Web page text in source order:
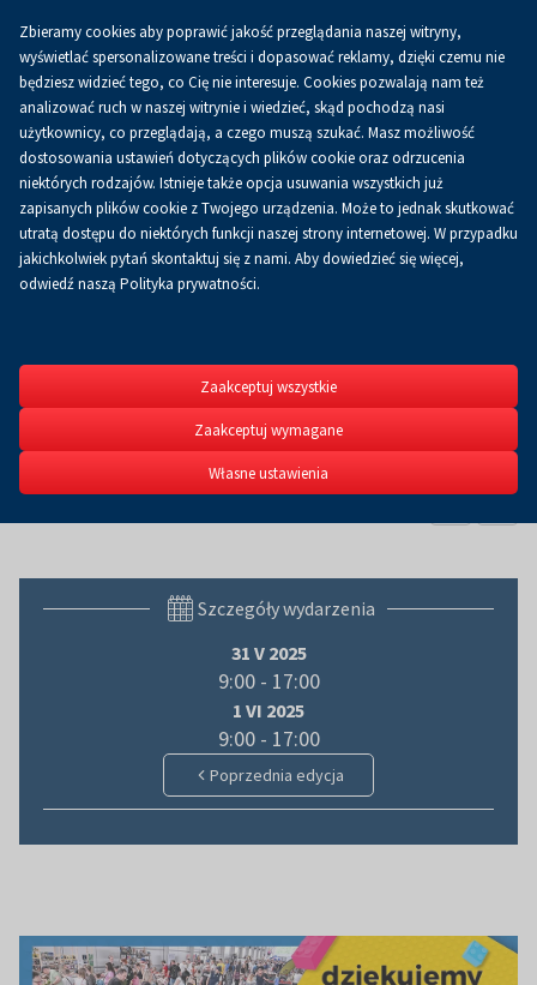
0.00 złKoszykPL
KloCKi Fest
O wydarzeniu DOŁĄCZ DO NAS
Szczegóły wydarzenia
31 V 2025
9:00 - 17:00
1 VI 2025
9:00 - 17:00
Poprzednia edycja
Zbieramy cookies aby poprawić jakość przeglądania naszej witryny,
wyświetlać spersonalizowane treści i dopasować reklamy, dzięki czemu nie
będziesz widzieć tego, co Cię nie interesuje. Cookies pozwalają nam też
analizować ruch w naszej witrynie i wiedzieć, skąd pochodzą nasi
użytkownicy, co przeglądają, a czego muszą szukać. Masz możliwość
dostosowania ustawień dotyczących plików cookie oraz odrzucenia
niektórych rodzajów. Istnieje także opcja usuwania wszystkich już
zapisanych plików cookie z Twojego urządzenia. Może to jednak skutkować
utratą dostępu do niektórych funkcji naszej strony internetowej. W przypadku
jakichkolwiek pytań skontaktuj się z nami. Aby dowiedzieć się więcej,
odwiedź naszą Polityka prywatności.
Zaakceptuj wszystkie
Zaakceptuj wymagane
Własne ustawienia